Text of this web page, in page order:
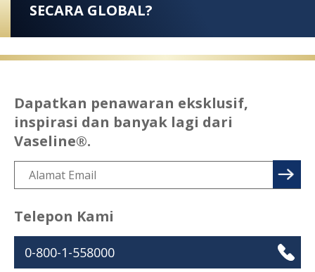
SECARA GLOBAL?
Dapatkan penawaran eksklusif,
inspirasi dan banyak lagi dari
Vaseline®.
Telepon Kami
0-800-1-558000